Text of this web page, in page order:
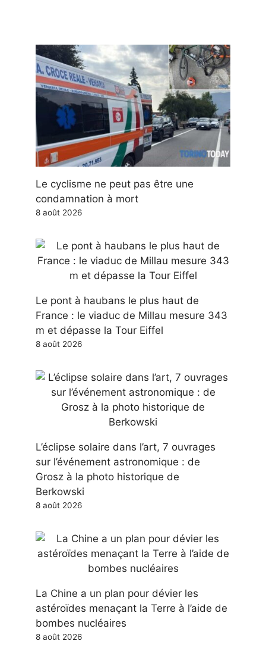
Le cyclisme ne peut pas être une
condamnation à mort
8 août 2026
Le pont à haubans le plus haut de
France : le viaduc de Millau mesure 343
m et dépasse la Tour Eiffel
8 août 2026
L’éclipse solaire dans l’art, 7 ouvrages
sur l’événement astronomique : de
Grosz à la photo historique de
Berkowski
8 août 2026
La Chine a un plan pour dévier les
astéroïdes menaçant la Terre à l’aide de
bombes nucléaires
8 août 2026